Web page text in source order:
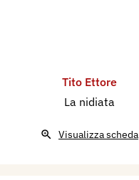
Tito Ettore
La nidiata
Visualizza scheda